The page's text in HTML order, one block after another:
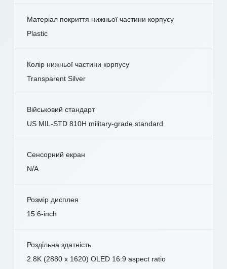
Матеріал покриття нижньої частини корпусу
Plastic
Колір нижньої частини корпусу
Transparent Silver
Військовий стандарт
US MIL-STD 810H military-grade standard
Сенсорний екран
N/A
Розмір дисплея
15.6-inch
Роздільна здатність
2.8K (2880 x 1620) OLED 16:9 aspect ratio